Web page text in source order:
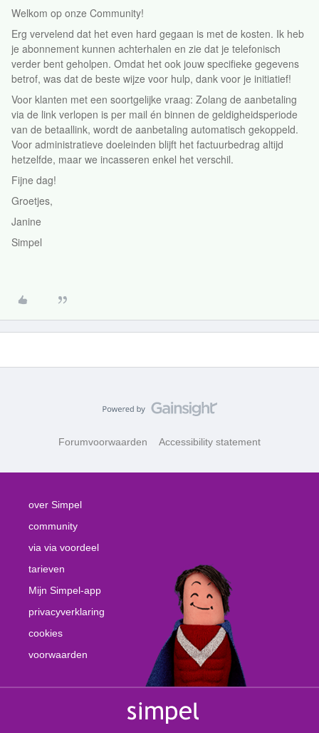
Welkom op onze Community!
Erg vervelend dat het even hard gegaan is met de kosten. Ik heb
je abonnement kunnen achterhalen en zie dat je telefonisch
verder bent geholpen. Omdat het ook jouw specifieke gegevens
betrof, was dat de beste wijze voor hulp, dank voor je initiatief!
Voor klanten met een soortgelijke vraag: Zolang de aanbetaling
via de link verlopen is per mail én binnen de geldigheidsperiode
van de betaallink, wordt de aanbetaling automatisch gekoppeld.
Voor administratieve doeleinden blijft het factuurbedrag altijd
hetzelfde, maar we incasseren enkel het verschil.
Fijne dag!
Groetjes,
Janine
Simpel
Forumvoorwaarden Accessibility statement
over Simpel
community
via via voordeel
tarieven
Mijn Simpel-app
privacyverklaring
cookies
voorwaarden